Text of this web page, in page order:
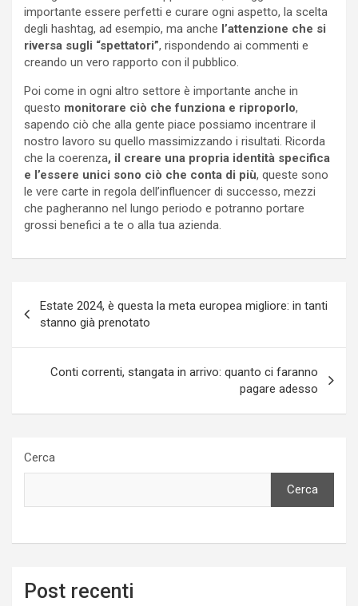
importante essere perfetti e curare ogni aspetto, la scelta
degli hashtag, ad esempio, ma anche l’attenzione che si
riversa sugli “spettatori”, rispondendo ai commenti e
creando un vero rapporto con il pubblico.
Poi come in ogni altro settore è importante anche in
questo monitorare ciò che funziona e riproporlo,
sapendo ciò che alla gente piace possiamo incentrare il
nostro lavoro su quello massimizzando i risultati. Ricorda
che la coerenza, il creare una propria identità specifica
e l’essere unici sono ciò che conta di più, queste sono
le vere carte in regola dell’influencer di successo, mezzi
che pagheranno nel lungo periodo e potranno portare
grossi benefici a te o alla tua azienda.
articoli
Estate 2024, è questa la meta europea migliore: in tanti
stanno già prenotato
Conti correnti, stangata in arrivo: quanto ci faranno
pagare adesso
Cerca
Cerca
Post recenti